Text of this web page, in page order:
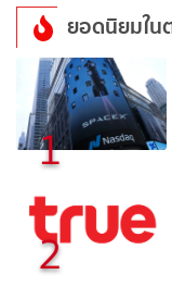
ยอดนิยมใน
1
2